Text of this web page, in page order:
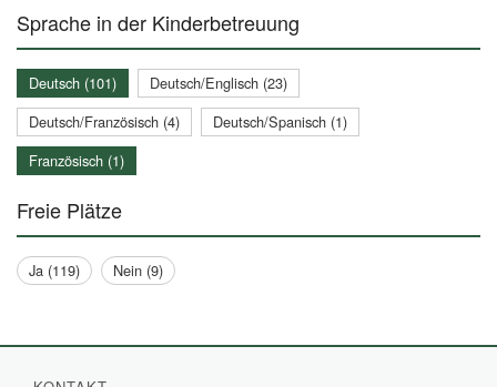
Sprache in der Kinderbetreuung
Deutsch (101)
Deutsch/Englisch (23)
Deutsch/Französisch (4)
Deutsch/Spanisch (1)
Französisch (1)
Freie Plätze
Ja (119) Nein (9)